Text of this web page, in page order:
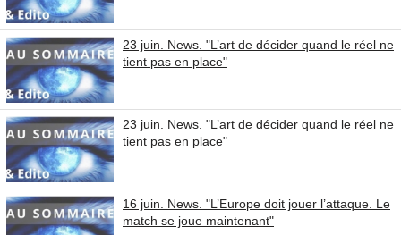
23 juin. News. "L’art de décider quand le réel ne
tient pas en place"
23 juin. News. "L’art de décider quand le réel ne
tient pas en place"
16 juin. News. "L’Europe doit jouer l’attaque. Le
match se joue maintenant"